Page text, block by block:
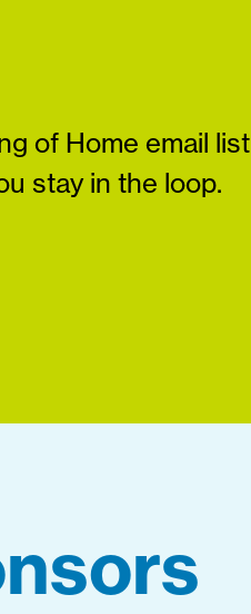
of Home email list
stay in the loop.